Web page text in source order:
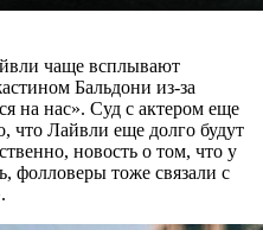
чаще всплывают
Бальдони из-за
на нас». Суд с актером еще
что Лайвли еще долго будут
новость о том, что у
фолловеры тоже связали с